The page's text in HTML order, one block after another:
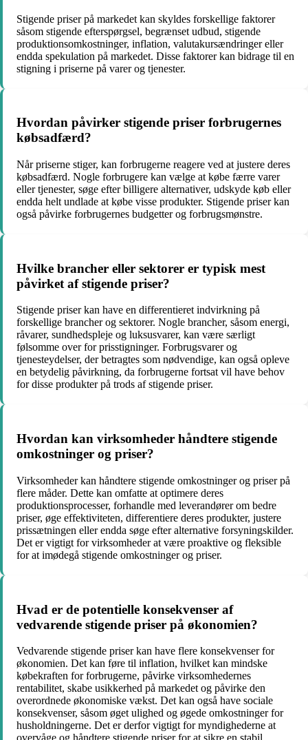
Stigende priser på markedet kan skyldes forskellige faktorer
såsom stigende efterspørgsel, begrænset udbud, stigende
produktionsomkostninger, inflation, valutakursændringer eller
endda spekulation på markedet. Disse faktorer kan bidrage til en
stigning i priserne på varer og tjenester.
Hvordan påvirker stigende priser forbrugernes
købsadfærd?
Når priserne stiger, kan forbrugerne reagere ved at justere deres
købsadfærd. Nogle forbrugere kan vælge at købe færre varer
eller tjenester, søge efter billigere alternativer, udskyde køb eller
endda helt undlade at købe visse produkter. Stigende priser kan
også påvirke forbrugernes budgetter og forbrugsmønstre.
Hvilke brancher eller sektorer er typisk mest
påvirket af stigende priser?
Stigende priser kan have en differentieret indvirkning på
forskellige brancher og sektorer. Nogle brancher, såsom energi,
råvarer, sundhedspleje og luksusvarer, kan være særligt
følsomme over for prisstigninger. Forbrugsvarer og
tjenesteydelser, der betragtes som nødvendige, kan også opleve
en betydelig påvirkning, da forbrugerne fortsat vil have behov
for disse produkter på trods af stigende priser.
Hvordan kan virksomheder håndtere stigende
omkostninger og priser?
Virksomheder kan håndtere stigende omkostninger og priser på
flere måder. Dette kan omfatte at optimere deres
produktionsprocesser, forhandle med leverandører om bedre
priser, øge effektiviteten, differentiere deres produkter, justere
prissætningen eller endda søge efter alternative forsyningskilder.
Det er vigtigt for virksomheder at være proaktive og fleksible
for at imødegå stigende omkostninger og priser.
Hvad er de potentielle konsekvenser af
vedvarende stigende priser på økonomien?
Vedvarende stigende priser kan have flere konsekvenser for
økonomien. Det kan føre til inflation, hvilket kan mindske
købekraften for forbrugerne, påvirke virksomhedernes
rentabilitet, skabe usikkerhed på markedet og påvirke den
overordnede økonomiske vækst. Det kan også have sociale
konsekvenser, såsom øget ulighed og øgede omkostninger for
husholdningerne. Det er derfor vigtigt for myndighederne at